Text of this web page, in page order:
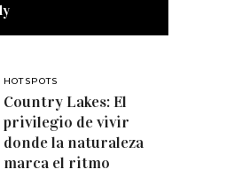
HOTSPOTS
Country Lakes: El
privilegio de vivir
donde la naturaleza
marca el ritmo